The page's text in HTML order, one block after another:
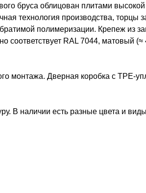
бруса облицован плитами
технология производства,
полимеризации. Крепеж из
соответствует RAL 7044, матовый (≈
монтажа. Дверная коробка с TPE-
В наличии есть разные цвета и